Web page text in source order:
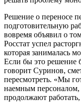
Решение о переносе
подготовительную
вовремя объявил о
Росстат успел
которая занималась
Если бы это решение
говорит Суринов,
пересмотреть. «Мы
наемным
продолжают